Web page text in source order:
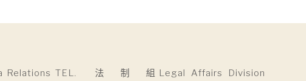
Relations TEL.
法 制 組Legal Affairs Division